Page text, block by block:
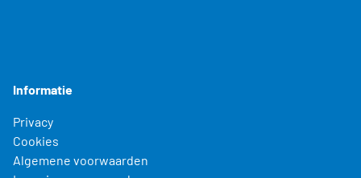
Informatie
Privacy
Cookies
Algemene voorwaarden